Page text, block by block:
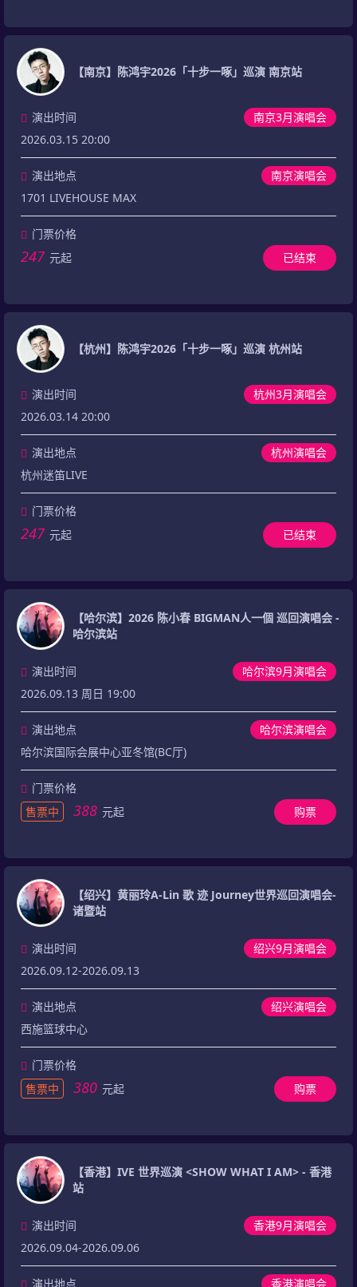
【南京】陈鸿宇2026「十步一啄」巡演 南京站
南京3月演唱会
演出时间
2026.03.15 20:00
演出地点
南京演唱会
1701 LIVEHOUSE MAX
门票价格
247 元起 已结束
【杭州】陈鸿宇2026「十步一啄」巡演 杭州站
杭州3月演唱会
演出时间
2026.03.14 20:00
演出地点
杭州演唱会
杭州迷笛LIVE
门票价格
247 元起 已结束
【哈尔滨】2026 陈小春 BIGMAN人一個 巡回演唱会 -
哈尔滨站
哈尔滨9月演唱会
演出时间
2026.09.13 周日 19:00
演出地点
哈尔滨演唱会
哈尔滨国际会展中心亚冬馆(BC厅)
门票价格
售票中
388 元起 购票
【绍兴】黄丽玲A-Lin 歌 迹 Journey世界巡回演唱会-
诸暨站
绍兴9月演唱会
演出时间
2026.09.12-2026.09.13
演出地点
绍兴演唱会
西施篮球中心
门票价格
售票中
380 元起 购票
【香港】IVE 世界巡演 <SHOW WHAT I AM> - 香港
站
香港9月演唱会
演出时间
2026.09.04-2026.09.06
演出地点 香港演唱会